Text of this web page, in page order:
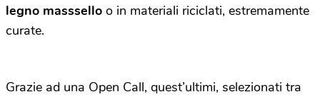
legno masssello o in materiali riciclati, estremamente
curate.
Grazie ad una Open Call, quest’ultimi, selezionati tra